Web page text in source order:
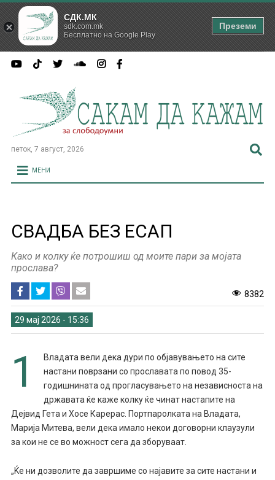
петок, 7 август, 2026
МЕНИ
СВАДБА БЕЗ ЕСАП
Како и колку ќе потрошиш од моите пари за мојата
прослава?
8382
29 мај 2026 - 15:36
1
Владата вели дека дури по објавувањето на сите
настани поврзани со прославата по повод 35-
годишнината од прогласувањето на независноста на
државата ќе каже колку ќе чинат настапите на
Дејвид Гета и Хосе Карерас. Портпаролката на Владата,
Марија Митева, вели дека имало некои договорни клаузули
за кои не се во можност сега да зборуваат.
„Ќе ни дозволите да завршиме со најавите за сите настани и
СДК.МК
sdk.com.mk
Бесплатно на Google Play
Преземи